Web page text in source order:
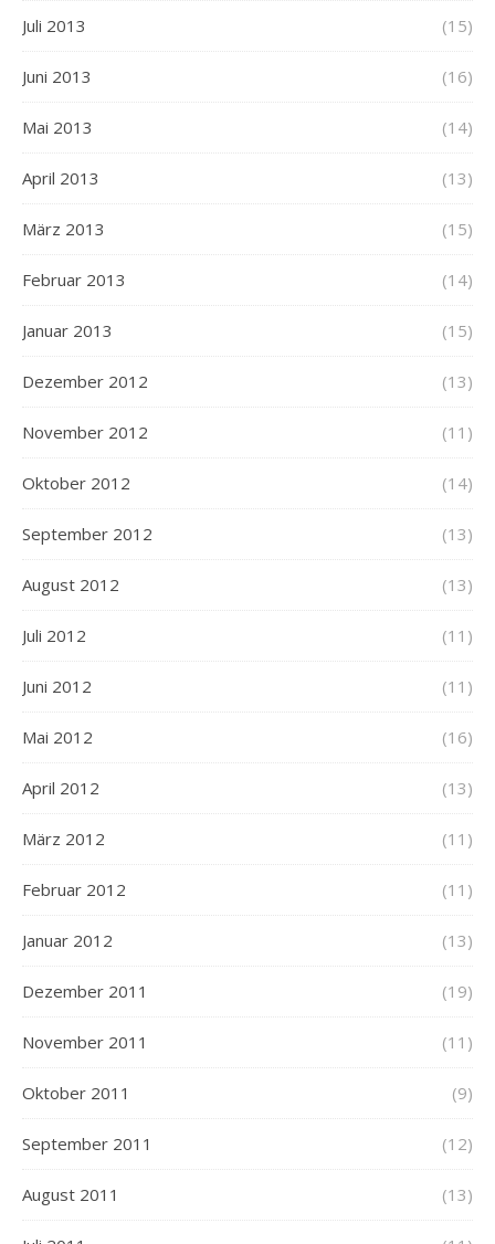
Juli 2013 (15)
Juni 2013 (16)
Mai 2013 (14)
April 2013 (13)
März 2013 (15)
Februar 2013 (14)
Januar 2013 (15)
Dezember 2012 (13)
November 2012 (11)
Oktober 2012 (14)
September 2012 (13)
August 2012 (13)
Juli 2012 (11)
Juni 2012 (11)
Mai 2012 (16)
April 2012 (13)
März 2012 (11)
Februar 2012 (11)
Januar 2012 (13)
Dezember 2011 (19)
November 2011 (11)
Oktober 2011 (9)
September 2011 (12)
August 2011 (13)